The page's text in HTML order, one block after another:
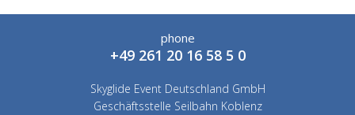
phone
+49 261 20 16 58 5 0
Skyglide Event Deutschland GmbH
Geschäftsstelle Seilbahn Koblenz